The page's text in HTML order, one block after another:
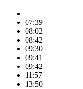
07:39
08:02
08:42
09:30
09:41
09:42
11:57
13:50